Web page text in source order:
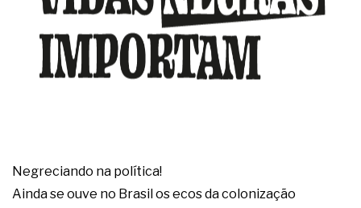
Negreciando na política!
Ainda se ouve no Brasil os ecos da colonização